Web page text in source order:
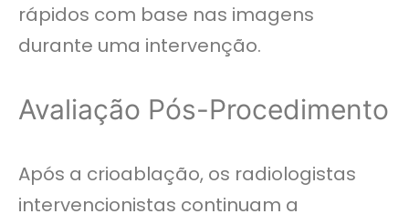
rápidos com base nas imagens
durante uma intervenção.
Avaliação Pós-Procedimento
Após a crioablação, os radiologistas
intervencionistas continuam a